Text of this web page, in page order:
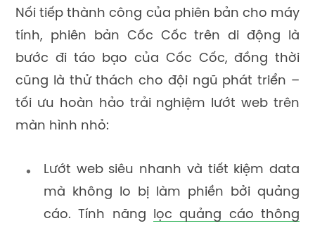
Nối tiếp thành công của phiên bản cho máy
tính, phiên bản Cốc Cốc trên di động là
bước đi táo bạo của Cốc Cốc, đồng thời
cũng là thử thách cho đội ngũ phát triển –
tối ưu hoàn hảo trải nghiệm lướt web trên
màn hình nhỏ:
Lướt web siêu nhanh và tiết kiệm data
mà không lo bị làm phiền bởi quảng
cáo. Tính năng lọc quảng cáo thông